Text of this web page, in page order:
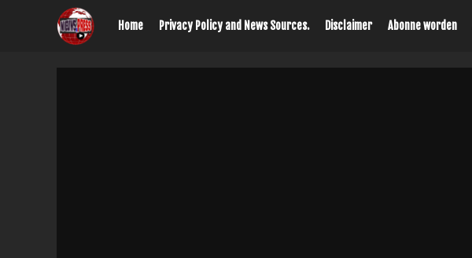
Home Privacy Policy and News Sources. Disclaimer Abonne worden